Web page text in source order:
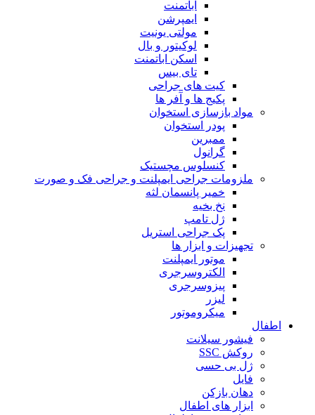
اباتمنت
ایمپرشن
مولتی یونیت
لوکیتور و بال
اسکن اباتمنت
تای بیس
کیت های جراحی
پکیج ها و آفر ها
مواد بازسازی استخوان
پودر استخوان
ممبرین
گرانول
کنسلوس مچستیک
ملزومات جراحی ایمپلنت و جراحی فک و صورت
خمیر پانسمان لثه
نخ بخیه
ژل تامپ
پک جراحی استریل
تجهیزات و ابزار ها
موتور ایمپلنت
الکتروسرجری
پیزوسرجری
لیزر
میکروموتور
اطفال
فیشور سیلانت
روکش SSC
ژل بی حسی
فایل
دهان بازکن
ابزار های اطفال